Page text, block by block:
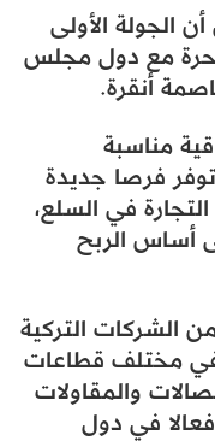
الجولة الأولى
مع دول مجلس
أنقرة.
مناسبة
فرصا جديدة
في السلع،
أساس الربح
الشركات التركية
في مختلف قطاعات
والمقاولات
في دول